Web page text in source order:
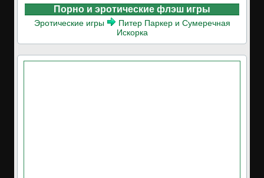
Порно и эротические флэш игры
Эротические игры
Питер Паркер и Сумеречная
Искорка